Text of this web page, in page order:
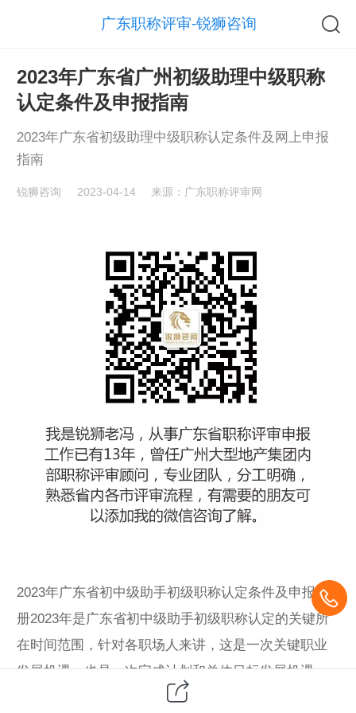
广东职称评审-锐狮咨询
2023年广东省广州初级助理中级职称
认定条件及申报指南
2023年广东省初级助理中级职称认定条件及网上申报
指南
锐狮咨询 2023-04-14 来源：广东职称评审网
2023年广东省初中级助手初级职称认定条件及申报手
册2023年是广东省初中级助手初级职称认定的关键所
在时间范围，针对各职场人来讲，这是一次关键职业
发展机遇，也是一次完成计划和总体目标发展机遇。
本文详解广东省初中级助手中级职称的认定条件及申